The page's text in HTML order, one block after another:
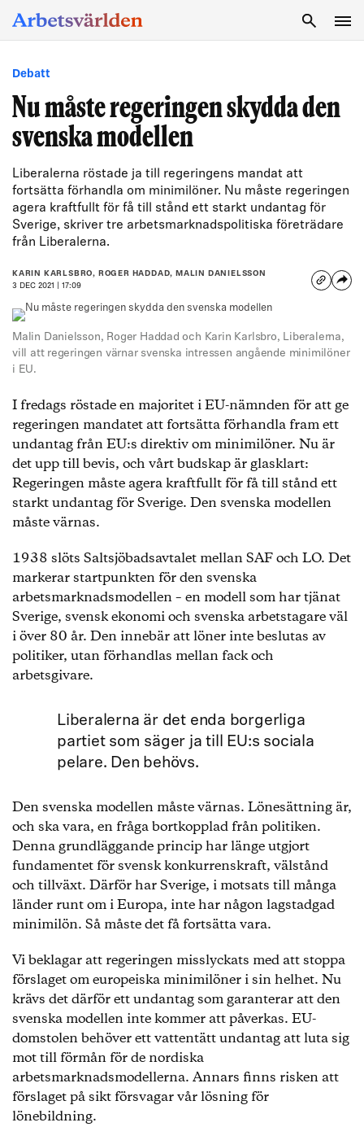
Debatt
Nu måste regeringen skydda den
svenska modellen
Liberalerna röstade ja till regeringens mandat att
fortsätta förhandla om minimilöner. Nu måste regeringen
agera kraftfullt för få till stånd ett starkt undantag för
Sverige, skriver tre arbetsmarknadspolitiska företrädare
från Liberalerna.
KARIN KARLSBRO, ROGER HADDAD, MALIN DANIELSSON
3 DEC 2021 | 17:09
Malin Danielsson, Roger Haddad och Karin Karlsbro, Liberalerna,
vill att regeringen värnar svenska intressen angående minimilöner
i EU.
I fredags röstade en majoritet i EU-nämnden för att ge
regeringen mandatet att fortsätta förhandla fram ett
undantag från EU:s direktiv om minimilöner. Nu är
det upp till bevis, och vårt budskap är glasklart:
Regeringen måste agera kraftfullt för få till stånd ett
starkt undantag för Sverige. Den svenska modellen
måste värnas.
1938 slöts Saltsjöbadsavtalet mellan SAF och LO. Det
markerar startpunkten för den svenska
arbetsmarknadsmodellen – en modell som har tjänat
Sverige, svensk ekonomi och svenska arbetstagare väl
i över 80 år. Den innebär att löner inte beslutas av
politiker, utan förhandlas mellan fack och
arbetsgivare.
Liberalerna är det enda borgerliga
partiet som säger ja till EU:s sociala
pelare. Den behövs.
Den svenska modellen måste värnas. Lönesättning är,
och ska vara, en fråga bortkopplad från politiken.
Denna grundläggande princip har länge utgjort
fundamentet för svensk konkurrenskraft, välstånd
och tillväxt. Därför har Sverige, i motsats till många
länder runt om i Europa, inte har någon lagstadgad
minimilön. Så måste det få fortsätta vara.
Vi beklagar att regeringen misslyckats med att stoppa
förslaget om europeiska minimilöner i sin helhet. Nu
krävs det därför ett undantag som garanterar att den
svenska modellen inte kommer att påverkas. EU-
domstolen behöver ett vattentätt undantag att luta sig
mot till förmån för de nordiska
arbetsmarknadsmodellerna. Annars finns risken att
förslaget på sikt försvagar vår lösning för
lönebildning.